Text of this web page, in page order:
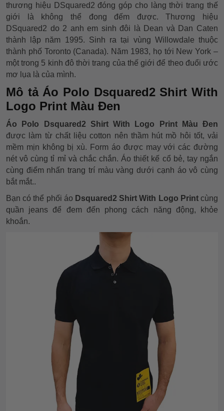
thương hiệu DSquared2 đóng góp cho làng thời trang thế
giới là không thể đong đếm được. Thương hiệu
DSquared2 do 2 anh em sinh đôi là Dean và Dan Caten
thành lập năm 1995. Sinh ra tại vùng Willowdale thuộc
thành phố Toronto (Canada). Năm 1983, họ tới New York –
một trong 5 kinh đô thời trang của thế giới để theo đuổi ước
mơ lụa là của mình.
Mô tả Áo Polo Dsquared2 Shirt With
Logo Print Màu Đen
Áo Polo Dsquared2 Shirt With Logo Print Màu Đen
được làm từ chất liệu cotton nên thầm hút mồ hôi tốt, vải
mềm mịn không bị xù. Form áo được may với các đường
nét vô cùng tỉ mỉ và chắc chắn. Áo thiết kế cổ bẻ, tay ngắn
cùng điểm nhấn trang trí màu vàng dưới cạnh áo vô cùng
bắt mắt..
Bạn có thể phối áo Dsquared2 Shirt With Logo Printcùng
quần jeans để đem đến phong cách năng động, khỏe
khoắn.